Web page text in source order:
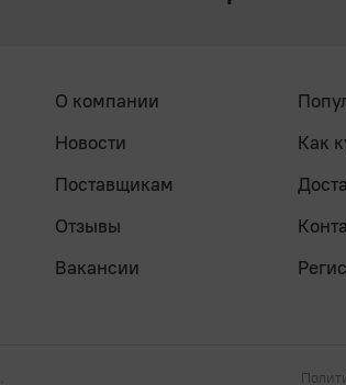
О компании
Новости
Поставщикам
Отзывы
Вакансии
Как